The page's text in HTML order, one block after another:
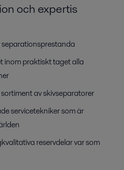
och expertis
inom praktiskt taget alla
av skivseparatorer
servicetekniker som är
reservdelar var som